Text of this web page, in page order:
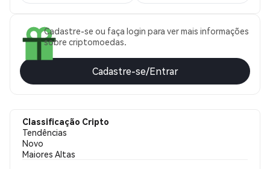
Cadastre-se ou faça login para ver mais informações
sobre criptomoedas.
Cadastre-se/Entrar
Classificação Cripto
Tendências
Novo
Maiores Altas